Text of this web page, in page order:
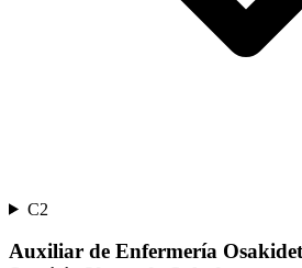
C2
Auxiliar de Enfermería